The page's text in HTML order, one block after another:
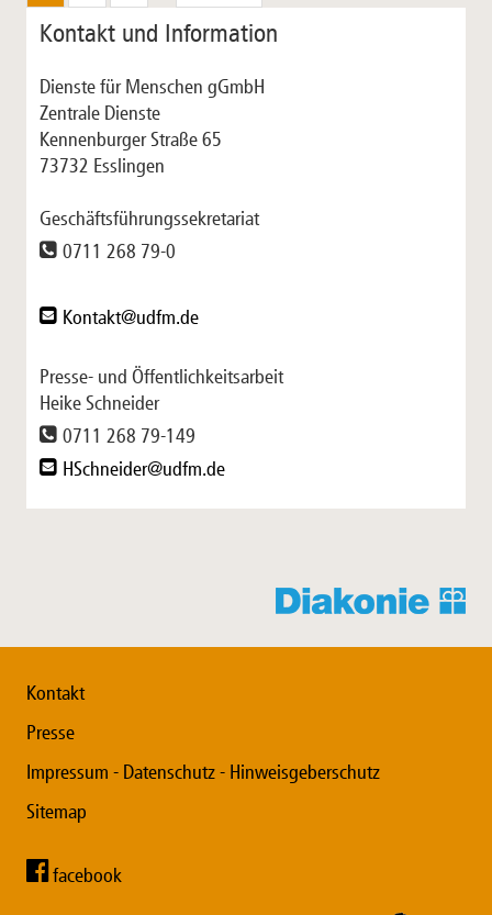
Kontakt und Information
Dienste für Menschen gGmbH
Zentrale Dienste
Kennenburger Straße 65
73732 Esslingen
Geschäftsführungssekretariat
0711 268 79-0
Kontakt@udfm.de
Presse- und Öffentlichkeitsarbeit
Heike Schneider
0711 268 79-149
HSchneider@udfm.de
Kontakt
Presse
Impressum - Datenschutz - Hinweisgeberschutz
Sitemap
facebook